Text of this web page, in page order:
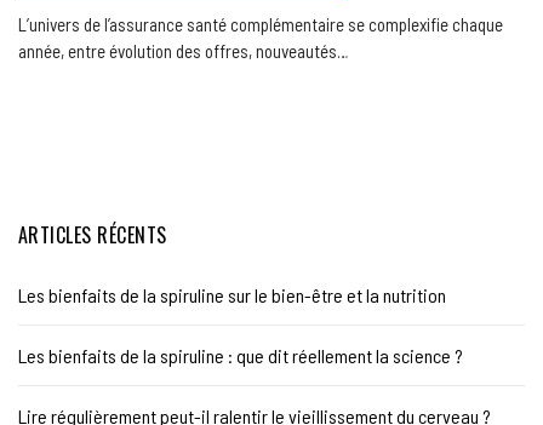
L’univers de l’assurance santé complémentaire se complexifie chaque
année, entre évolution des offres, nouveautés…
ARTICLES RÉCENTS
Les bienfaits de la spiruline sur le bien-être et la nutrition
Les bienfaits de la spiruline : que dit réellement la science ?
Lire régulièrement peut-il ralentir le vieillissement du cerveau ?